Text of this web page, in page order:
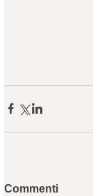
Commenti